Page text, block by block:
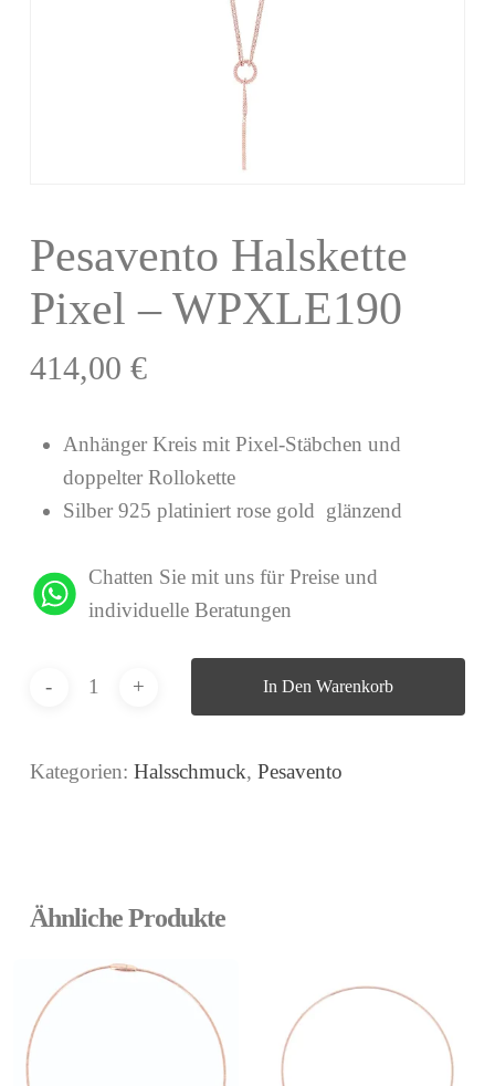
Pesavento Halskette
Pixel – WPXLE190
414,00 €
Anhänger Kreis mit Pixel-Stäbchen und
doppelter Rollokette
Silber 925 platiniert rose gold glänzend
Chatten Sie mit uns für Preise und
individuelle Beratungen
In Den Warenkorb
Kategorien: Halsschmuck, Pesavento
Ähnliche Produkte